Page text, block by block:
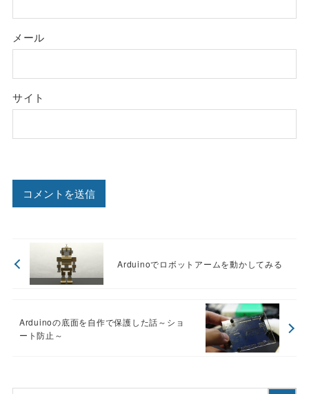
メール
サイト
Arduinoでロボットアームを動かしてみる
Arduinoの底面を自作で保護した話～ショ
ート防止～